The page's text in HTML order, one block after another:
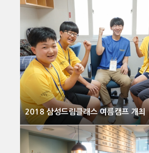
2018 삼성드림클래스 여름캠프 개최